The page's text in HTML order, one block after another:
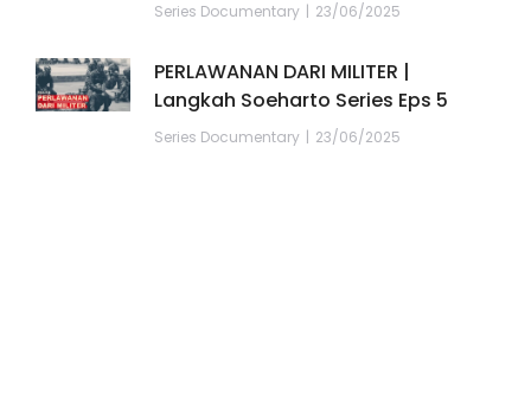
Series Documentary 23/06/2025
PERLAWANAN DARI MILITER |
Langkah Soeharto Series Eps 5
Series Documentary 23/06/2025